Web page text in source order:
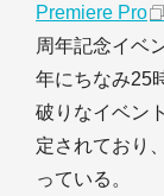
Premiere Pro
周年記念イベ
年にちなみ25
破りなイベン
定されており
っている。